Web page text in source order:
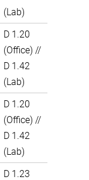
(Lab)
D 1.20
(Office) //
D 1.42
(Lab)
D 1.20
(Office) //
D 1.42
(Lab)
D 1.23